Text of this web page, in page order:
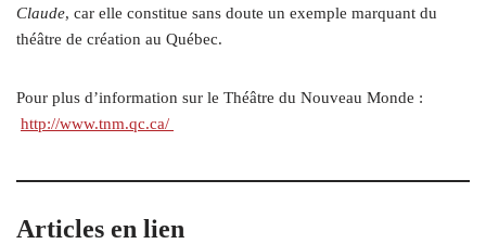
Claude, car elle constitue sans doute un exemple marquant du
théâtre de création au Québec.
Pour plus d’information sur le Théâtre du Nouveau Monde :
http://​www​.tnm​.qc​.ca/
Articles en lien